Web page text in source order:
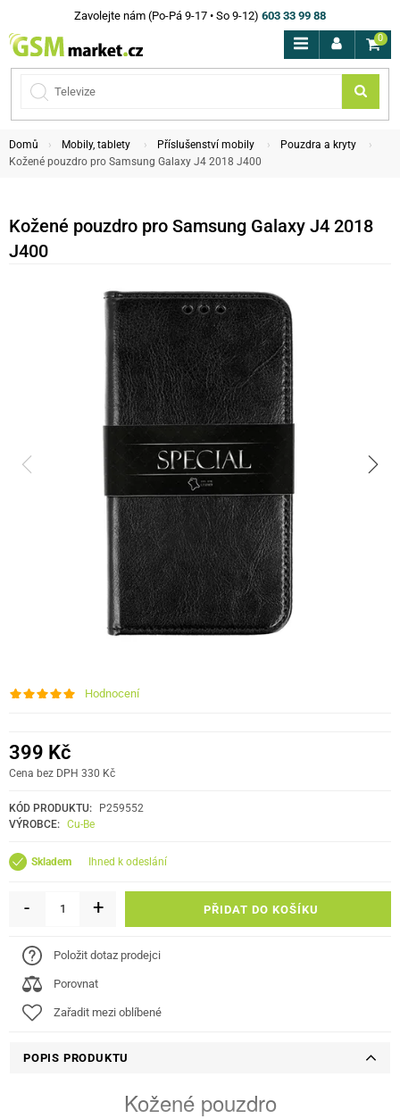
Zavolejte nám (Po-Pá 9-17 • So 9-12) 603 33 99 88
0
Domů Mobily, tablety Příslušenství mobily
Pouzdra a kryty
Kožené pouzdro pro Samsung Galaxy J4 2018 J400
Kožené pouzdro pro Samsung Galaxy J4 2018
J400
Hodnocení
399 Kč
Cena bez DPH 330 Kč
KÓD PRODUKTU:
P259552
VÝROBCE: Cu-Be
Skladem ihned k odeslání
- + PŘIDAT DO KOŠÍKU
Položit dotaz prodejci
Porovnat
Zařadit mezi oblíbené
POPIS PRODUKTU
Kožené pouzdro